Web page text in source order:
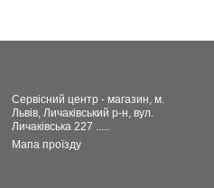
Сервісний центр - магазин, м.
Львів, Личаківський р-н, вул.
Личаківська 227 .....
Мапа проїзду